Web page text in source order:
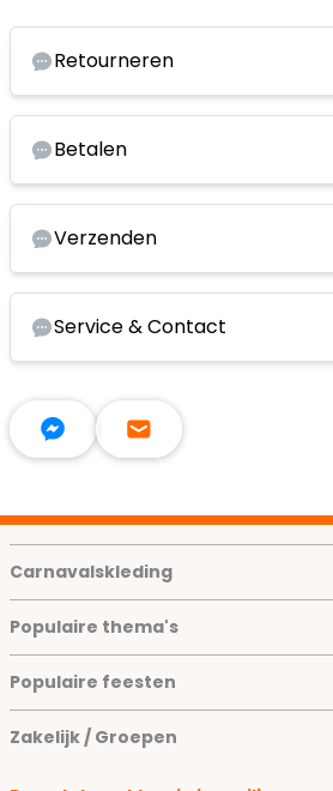
Retourneren
Betalen
Verzenden
Service & Contact
Carnavalskleding
Populaire thema's
Populaire feesten
Zakelijk / Groepen